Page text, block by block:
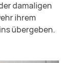
damaligen
ihrem
übergeben.